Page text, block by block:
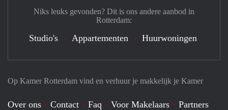
Op Kamer Rotterdam vind en verhuur je makkelijk je Kamer
Over ons Contact Faq Voor Makelaars
Partners
Niks leuks gevonden? Dit is ons andere aanbod in
Rotterdam:
Studio's Appartementen Huurwoningen